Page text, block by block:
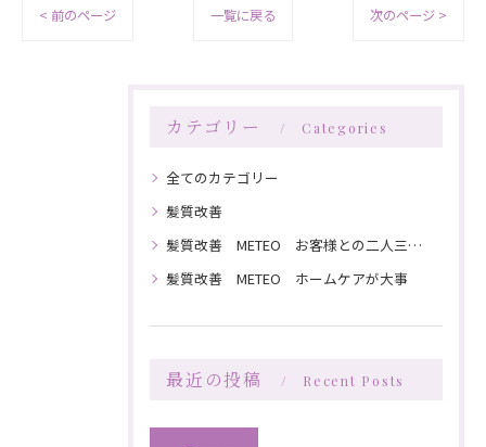
< 前のページ 一覧に戻る 次のページ >
カテゴリー Categories
全てのカテゴリー
髪質改善
髪質改善 METEO お客様との二人三脚で髪を綺麗にしていく
髪質改善 METEO ホームケアが大事
最近の投稿 Recent Posts